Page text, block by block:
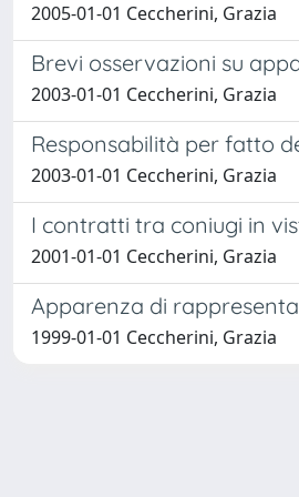
2005-01-01 Ceccherini, Grazia
Brevi osservazioni su
2003-01-01 Ceccherini, Grazia
Responsabilità per fatto
2003-01-01 Ceccherini, Grazia
I contratti tra coniugi in
2001-01-01 Ceccherini, Grazia
Apparenza di
1999-01-01 Ceccherini, Grazia